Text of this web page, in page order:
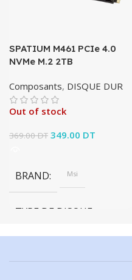
SPATIUM M461 PCIe 4.0
NVMe M.2 2TB
Composants, DISQUE DUR
Out of stock
369.00DT Le prix initial était :
349.00 DT
actuel
BRAND Msi
TYPE DE DISQUE